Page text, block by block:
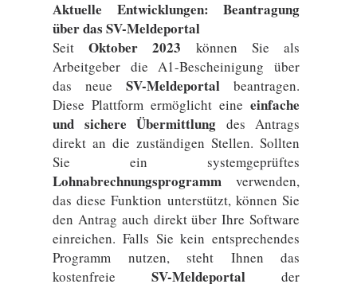
Aktuelle Entwicklungen: Beantragung
über das SV-Meldeportal
SeitOktober 2023 können Sie als
Arbeitgeber die A1-Bescheinigung über
das neue SV-Meldeportal beantragen.
Diese Plattform ermöglicht eine einfache
und sichere Übermittlung des Antrags
direkt an die zuständigen Stellen. Sollten
Sie ein systemgeprüftes
Lohnabrechnungsprogramm verwenden,
das diese Funktion unterstützt, können Sie
den Antrag auch direkt über Ihre Software
einreichen. Falls Sie kein entsprechendes
Programm nutzen, steht Ihnen das
kostenfreie SV-Meldeportal der